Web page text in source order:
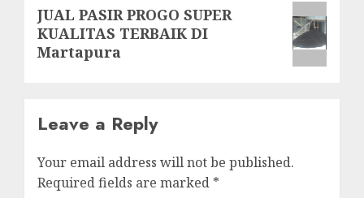
Next
post:
JUAL PASIR PROGO SUPER
KUALITAS TERBAIK DI
Martapura
Leave a Reply
Your email address will not be published.
Required fields are marked *